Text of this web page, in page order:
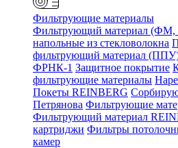
Фильтрующие материалы
Фильтрующий материал
напольные из стекловолокна
фильтрующий материал
ФРНК-1 Защитное покрытие
фильтрующие материалы
Покеты REINBERG
Петрянова Фильтрующие
Фильтрующий материал
картриджи Фильтры
камер